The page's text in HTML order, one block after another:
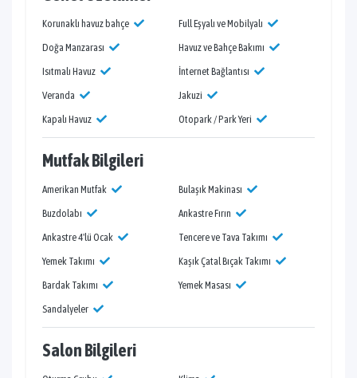
Korunaklı havuz bahçe
Full Eşyalı ve Mobilyalı
Doğa Manzarası
Havuz ve Bahçe Bakımı
Isıtmalı Havuz
İnternet Bağlantısı
Veranda
Jakuzi
Kapalı Havuz
Otopark / Park Yeri
Mutfak Bilgileri
Amerikan Mutfak
Bulaşık Makinası
Buzdolabı
Ankastre Fırın
Ankastre 4'lü Ocak
Tencere ve Tava Takımı
Yemek Takımı
Kaşık Çatal Bıçak Takımı
Bardak Takımı
Yemek Masası
Sandalyeler
Salon Bilgileri